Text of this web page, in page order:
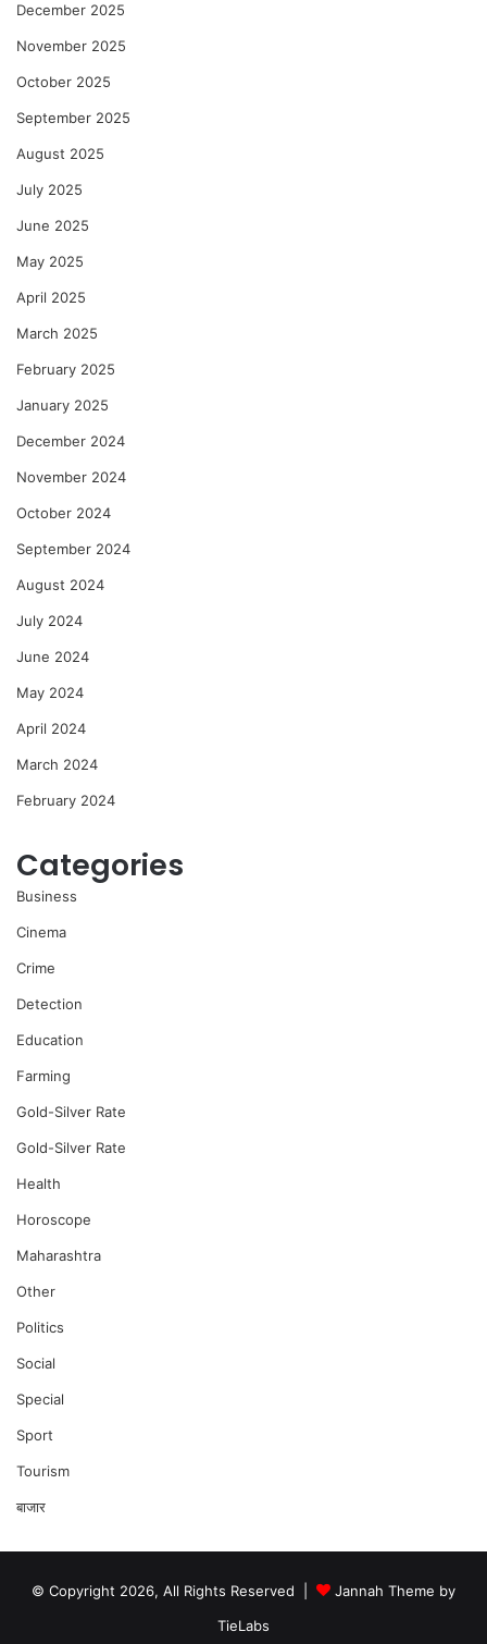
December 2025
November 2025
October 2025
September 2025
August 2025
July 2025
June 2025
May 2025
April 2025
March 2025
February 2025
January 2025
December 2024
November 2024
October 2024
September 2024
August 2024
July 2024
June 2024
May 2024
April 2024
March 2024
February 2024
Categories
Business
Cinema
Crime
Detection
Education
Farming
Gold-Silver Rate
Gold-Silver Rate
Health
Horoscope
Maharashtra
Other
Politics
Social
Special
Sport
Tourism
बाजार
© Copyright 2026, All Rights Reserved |
Jannah Theme by
TieLabs